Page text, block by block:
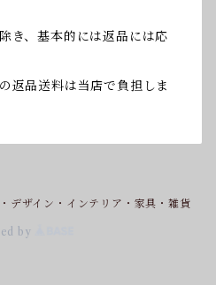
き、基本的には返品には応
返品送料は当店で負担しま
ザイン・インテリア・家具・雑貨
by